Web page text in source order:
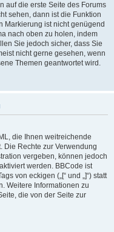
auf die erste Seite des Forums
sehen, dann ist die Funktion
Markierung ist nicht genügend
nach oben zu holen, indem
Sie jedoch sicher, dass Sie
nicht gerne gesehen, wenn
Themen geantwortet wird.
die Ihnen weitreichende
Die Rechte zur Verwendung
vergeben, können jedoch
werden. BBCode ist
von eckigen („[“ und „]“) statt
Weitere Informationen zu
die von der Seite zur